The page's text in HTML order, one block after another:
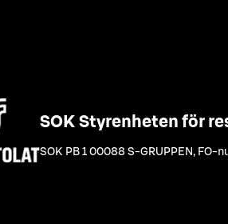
SOK Styrenheten för
SOK PB 1 00088 S-GRUPPEN , FO-